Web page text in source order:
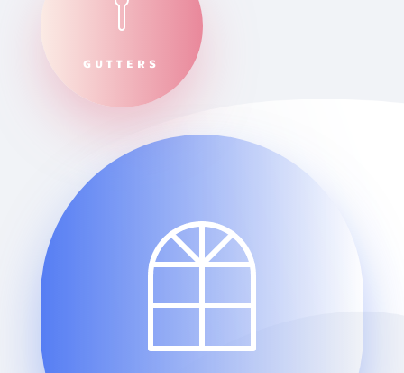
GUTTERS